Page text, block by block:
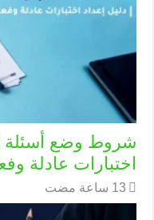
شروط وضع أسئلة
اختبارات عادلة